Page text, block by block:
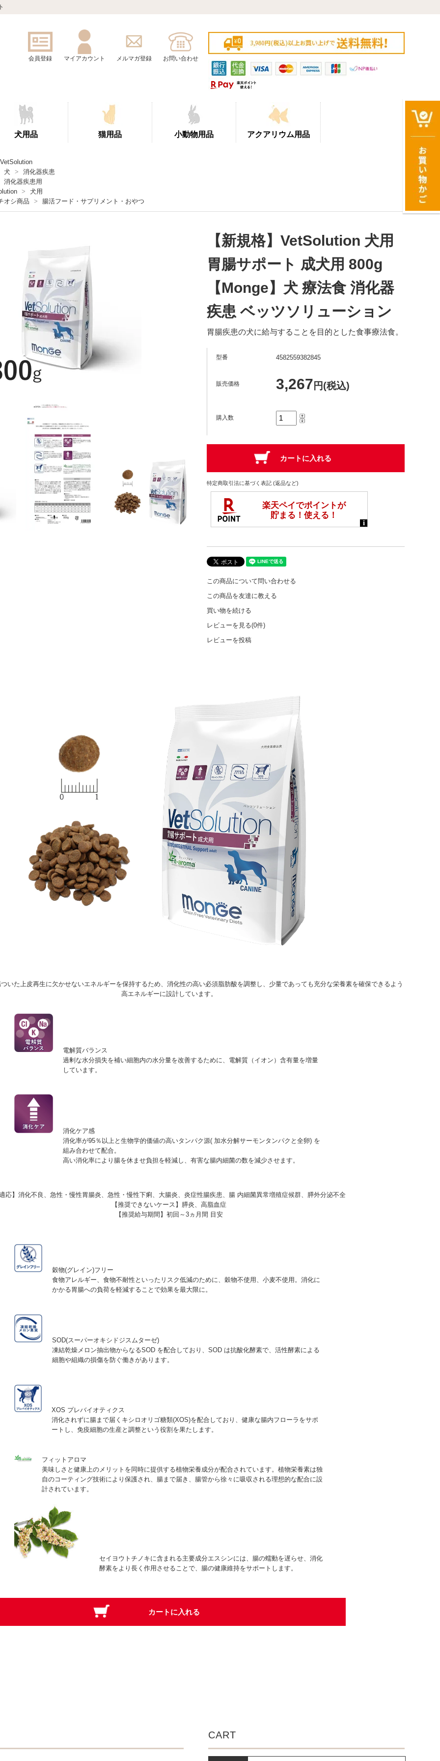
会員登録 マイアカウント メルマガ登録 お問い合わせ
犬用品 猫用品 小動物用品 アクアリウム用品
VetSolution
犬
>
消化器疾患
消化器疾患用
>
犬用
オシ商品
> 腸活フード・サプリメント・おやつ
【新規格】VetSolution 犬用
胃腸サポート 成犬用 800g
【Monge】犬 療法食 消化器
疾患 ベッツソリューション
胃腸疾患の犬に給与することを目的とした食事療法食。
型番 4582559382845
販売価格 3,267 円(税込)
購入数
特定商取引法に基づく表記 (返品など)
この商品について問い合わせる
この商品を友達に教える
買い物を続ける
レビューを見る(0件)
レビューを投稿
いた上皮再生に欠かせないエネルギーを保持するため、消化性の高い必須脂肪酸を調整し、少量であっても充分な栄養素を確保できるよう
高エネルギーに設計しています。
電解質バランス
過剰な水分損失を補い細胞内の水分量を改善するために、電解質（イオン）含有量を増量
しています。
消化ケア感
消化率が95％以上と生物学的価値の高いタンパク源( 加水分解サーモンタンパクと全卵) を
組み合わせて配合。
高い消化率により腸を休ませ負担を軽減し、有害な腸内細菌の数を減少させます。
応】 消化不良、急性・慢性胃腸炎、急性・慢性下痢、大腸炎、炎症性腸疾患、腸 内細菌異常増殖症候群、膵外分泌不全
【推奨できないケース】 膵炎、高脂血症
【推奨給与期間】 初回～3ヵ月間 目安
穀物(グレイン)フリー
食物アレルギー、食物不耐性といったリスク低減のために、穀物不使用、小麦不使用。消化に
かかる胃腸への負荷を軽減することで効果を最大限に。
SOD(スーパーオキシドジスムターゼ)
凍結乾燥メロン抽出物からなるSOD を配合しており、SOD は抗酸化酵素で、活性酵素による
細胞や組織の損傷を防ぐ働きがあります。
XOS プレバイオティクス
消化されずに腸まで届くキシロオリゴ糖類(XOS)を配合しており、健康な腸内フローラをサポ
ートし、免疫細胞の生産と調整という役割を果たします。
フィットアロマ
美味しさと健康上のメリットを同時に提供する植物栄養成分が配合されています。植物栄養素は独
自のコーティング技術により保護され、腸まで届き、腸管から徐々に吸収される理想的な配合に設
計されています。
セイヨウトチノキに含まれる主要成分エスシンには、腸の蠕動を遅らせ、消化
酵素をより長く作用させることで、腸の健康維持をサポートします。
CART